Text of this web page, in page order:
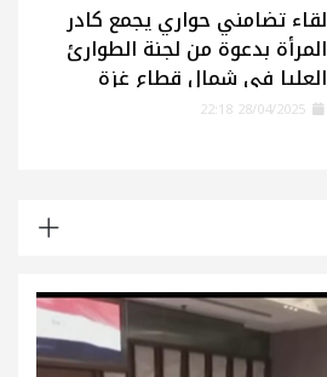
لقاء تضامني حواري يجمع كادر
المرأة بدعوة من لجنة الطوارئ
العليا في شمال قطاع غزة